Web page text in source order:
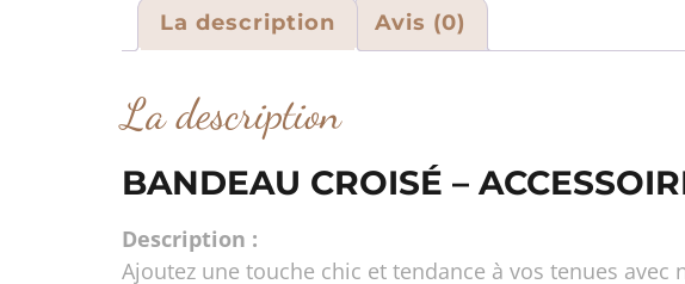
La description Avis (0)
La description
BANDEAU CROISÉ –
Description :
Ajoutez une touche chic et tendance à vos tenues